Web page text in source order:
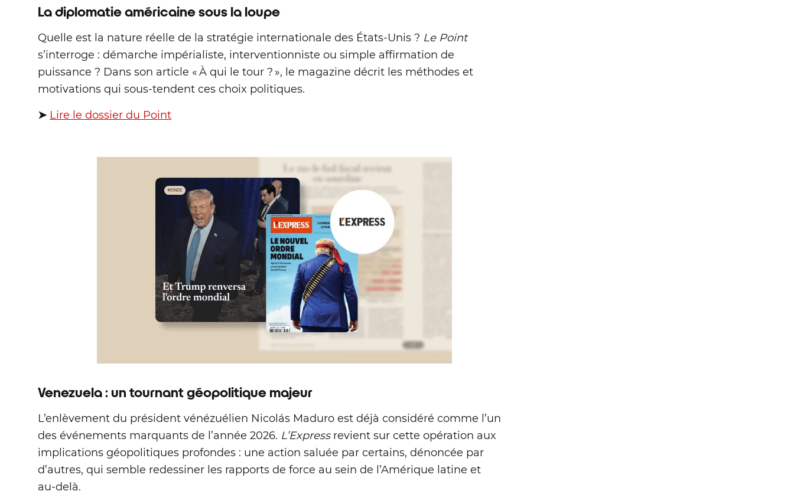
La diplomatie américaine sous la loupe
Quelle est la nature réelle de la stratégie internationale des États‑Unis ? Le Point
s’interroge : démarche impérialiste, interventionniste ou simple affirmation de
puissance ? Dans son article « À qui le tour ? », le magazine décrit les méthodes et
motivations qui sous‑tendent ces choix politiques.
➤ Lire le dossier du Point
Venezuela : un tournant géopolitique majeur
L’enlèvement du président vénézuélien Nicolás Maduro est déjà considéré comme l’un
des événements marquants de l’année 2026. L’Expressrevient sur cette opération aux
implications géopolitiques profondes : une action saluée par certains, dénoncée par
d’autres, qui semble redessiner les rapports de force au sein de l’Amérique latine et
au‑delà.